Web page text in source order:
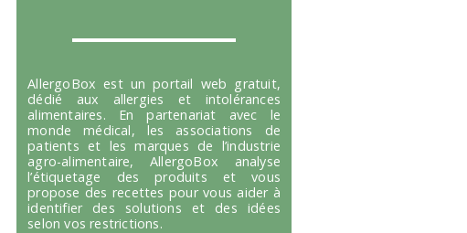
AllergoBox est un portail web gratuit,
dédié aux allergies et intolérances
alimentaires. En partenariat avec le
monde médical, les associations de
patients et les marques de l’industrie
agro-alimentaire, AllergoBox analyse
l’étiquetage des produits et vous
propose des recettes pour vous aider à
identifier des solutions et des idées
selon vos restrictions.